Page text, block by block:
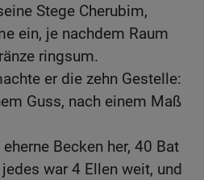
Stege Cherubim,
ein, je nachdem Raum
ringsum.
er die zehn Gestelle:
Guss, nach einem Maß
Becken her, 40 Bat
war 4 Ellen weit, und